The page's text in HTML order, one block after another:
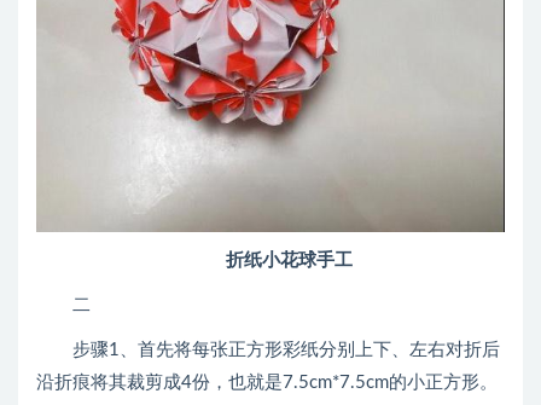
折纸小花球手工
二
步骤1、首先将每张正方形彩纸分别上下、左右对折后
沿折痕将其裁剪成4份，也就是7.5cm*7.5cm的小正方形。